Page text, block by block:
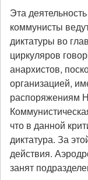
Эта
коммунисты
диктатуры во
циркуляров
анархистов,
организацией,
распоряжениям
что в данной
диктатура. За
действия.
занят